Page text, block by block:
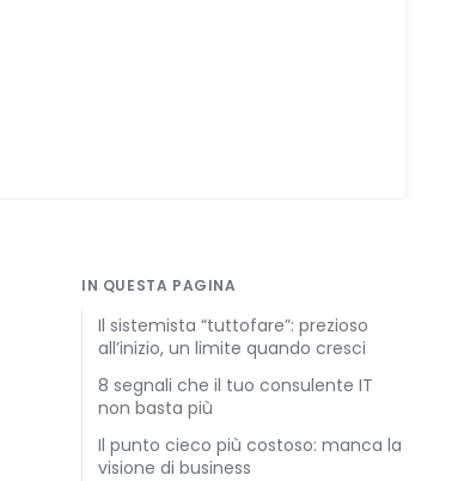
IN QUESTA PAGINA
Il sistemista “tuttofare”: prezioso
all’inizio, un limite quando cresci
8 segnali che il tuo consulente IT
non basta più
Il punto cieco più costoso: manca la
visione di business